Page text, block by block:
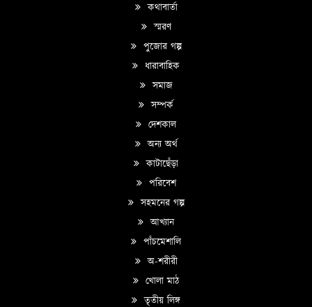
কথাবার্তা
স্মরণ
পুজোর গল্প
ধারাবাহিক
সমাজ
সম্পর্ক
দেশকাল
অন্য অর্থ
কাটাছেঁড়া
পরিবেশ
সহমনের গল্প
আখ্যান
পাঁচমেশালি
অ-শরীরী
খোলা মাঠ
তৃতীয় লিঙ্গ